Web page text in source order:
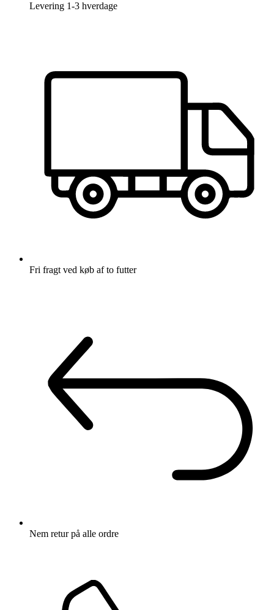
Levering 1-3 hverdage
Fri fragt ved køb af to futter
Nem returpå alle ordre